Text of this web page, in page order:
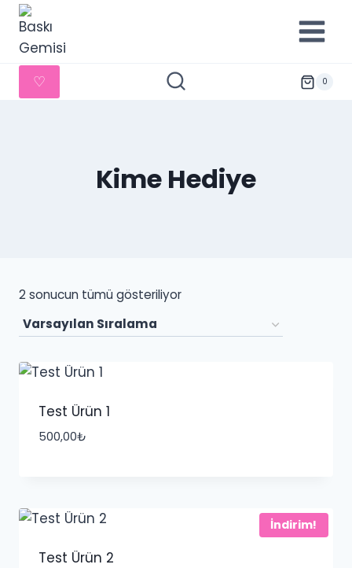
İçeriğe
geç
♡ 0
Kime Hediye
2 sonucun tümü gösteriliyor
Test Ürün 1
500,00₺
İndirim!
Test Ürün 2